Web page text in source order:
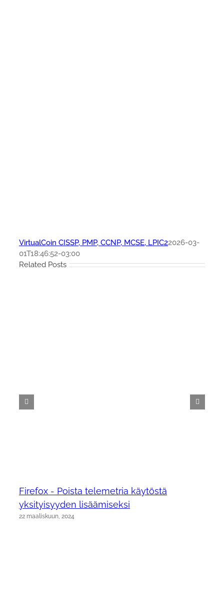
VirtualCoin CISSP, PMP, CCNP, MCSE, LPIC22026-03-
01T18:46:52-03:00
Related Posts
Firefox - Poista telemetria käytöstä
yksityisyyden lisäämiseksi
22 maaliskuun, 2024